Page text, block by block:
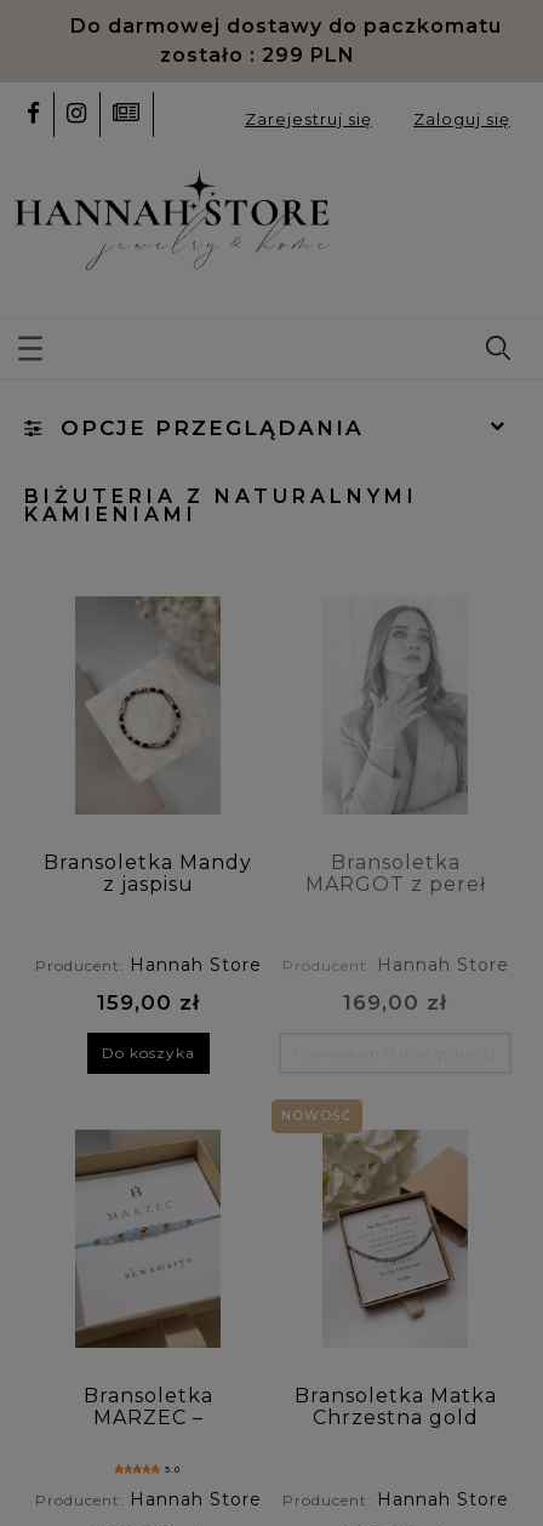
Do darmowej dostawy do paczkomatu
zostało : 299 PLN
Zarejestruj się Zaloguj się
OPCJE PRZEGLĄDANIA
Kategorie: (wybierz)
Rodzaj biżuterii: (wybierz)
Dla kogo: (wybierz)
Rodzaj kamienia 1: (wybierz)
Rodzaj kamienia 3: (wybierz)
Symbolika / Właściwości: (wybierz)
Materiały: (wybierz)
Personalizacja: (wybierz)
Cena: (wybierz)
Nowość: (wybierz)
BIŻUTERIA Z NATURALNYMI
KAMIENIAMI
Bransoletka Mandy
z jaspisu
Producent: Hannah Store
159,00 zł
Do koszyka
Bransoletka
MARGOT z pereł
Producent: Hannah Store
169,00 zł
Bransoletka
MARZEC –
Kamień
5.0
Producent: Hannah Store
Bransoletka Matka
Chrzestna gold
Producent: Hannah Store
NOWOŚĆ